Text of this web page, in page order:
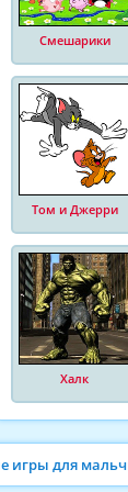
Смешарики
Том и Джерри
Халк
игры для